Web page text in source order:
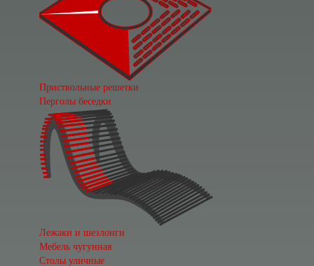
Приствольные решетки
Перголы беседки
Лежаки и шезлонги
Мебель чугунная
Столы уличные